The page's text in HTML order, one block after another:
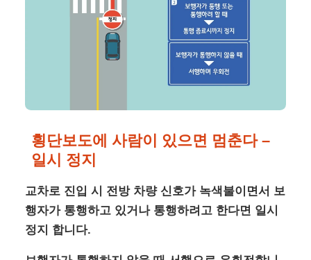
횡단보도에 사람이 있으면 멈춘다 –
일시 정지
교차로 진입 시 전방 차량 신호가 녹색불이면서 보
행자가 통행하고 있거나 통행하려고 한다면 일시
정지 합니다.